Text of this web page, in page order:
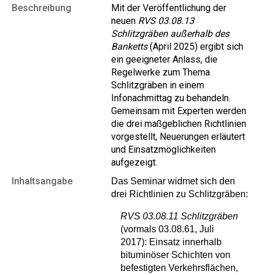
Beschreibung
Mit der Veröffentlichung der
neuen RVS 03.08.13
Schlitzgräben außerhalb des
Banketts(April 2025) ergibt sich
ein geeigneter Anlass, die
Regelwerke zum Thema
Schlitzgräben in einem
Infonachmittag zu behandeln.
Gemeinsam mit Experten werden
die drei maßgeblichen Richtlinien
vorgestellt, Neuerungen erläutert
und Einsatzmöglichkeiten
aufgezeigt.
Inhaltsangabe
Das Seminar widmet sich den
drei Richtlinien zu Schlitzgräben:
RVS 03.08.11 Schlitzgräben
(vormals 03.08.61, Juli
2017): Einsatz innerhalb
bituminöser Schichten von
befestigten Verkehrsflächen,